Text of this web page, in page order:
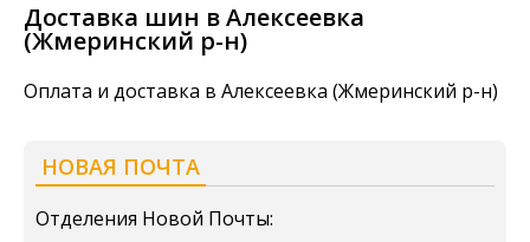
Доставка шин в Алексеевка
(Жмеринский р-н)
Оплата и доставка в Алексеевка (Жмеринский р-н)
НОВАЯ ПОЧТА
Отделения Новой Почты: